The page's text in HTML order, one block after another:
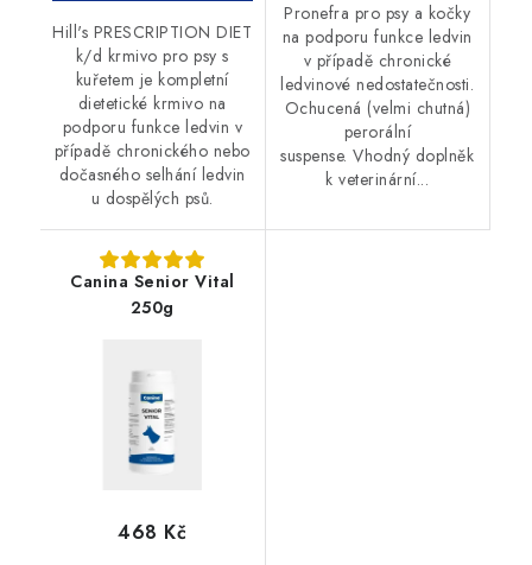
Hill's PRESCRIPTION DIET
k/d krmivo pro psy s
kuřetem je kompletní
dietetické krmivo na
podporu funkce ledvin v
případě chronického nebo
dočasného selhání ledvin
u dospělých psů.
Pronefra pro psy a kočky
na podporu funkce ledvin
v případě chronické
ledvinové nedostatečnosti.
Ochucená (velmi chutná)
perorální
suspense. Vhodný doplněk
k veterinární...
Canina Senior Vital
250g
468 Kč